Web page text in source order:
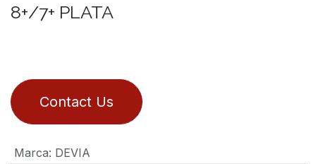
8+/7+ PLATA
Contact Us
Marca: DEVIA